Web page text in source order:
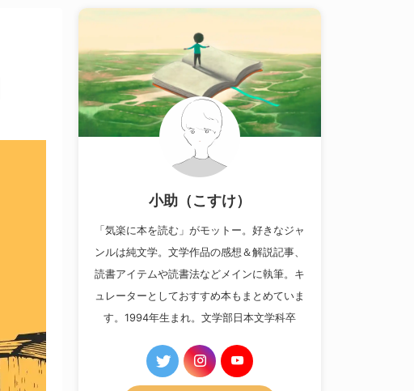
小助（こすけ）
「気楽に本を読む」がモットー。好きなジャ
ンルは純文学。文学作品の感想＆解説記事、
読書アイテムや読書法などメインに執筆。キ
ュレーターとしておすすめ本もまとめていま
す。1994年生まれ。文学部日本文学科卒